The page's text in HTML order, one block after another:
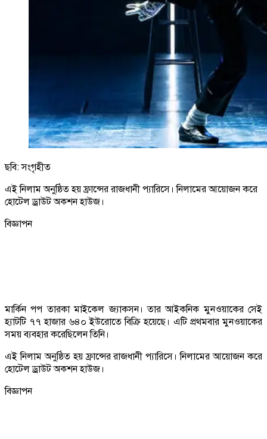
ছবি: সংগৃহীত
এই নিলাম অনুষ্ঠিত হয় ফ্রান্সের রাজধানী প্যারিসে। নিলামের আয়োজন করে
হোটেল ড্রাউট অকশন হাউজ।
বিজ্ঞাপন
মার্কিন পপ তারকা মাইকেল জ্যাকসন। তার আইকনিক মুনওয়াকের সেই
হ্যাটটি ৭৭ হাজার ৬৪০ ইউরোতে বিক্রি হয়েছে। এটি প্রথমবার মুনওয়াকের
সময় ব্যবহার করেছিলেন তিনি।
এই নিলাম অনুষ্ঠিত হয় ফ্রান্সের রাজধানী প্যারিসে। নিলামের আয়োজন করে
হোটেল ড্রাউট অকশন হাউজ।
বিজ্ঞাপন